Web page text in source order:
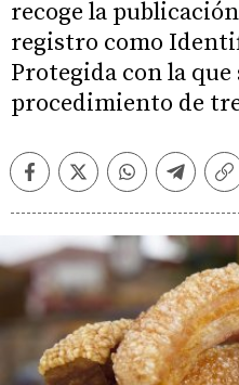
recoge la
registro como
Protegida con la
procedimiento de
FacebookTwitterWhatsapp